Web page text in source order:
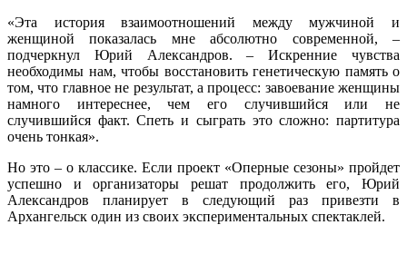
«Эта история взаимоотношений между мужчиной и
женщиной показалась мне абсолютно современной, –
подчеркнул Юрий Александров. – Искренние чувства
необходимы нам, чтобы восстановить генетическую память о
том, что главное не результат, а процесс: завоевание женщины
намного интереснее, чем его случившийся или не
случившийся факт. Спеть и сыграть это сложно: партитура
очень тонкая».
Но это – о классике. Если проект «Оперные сезоны» пройдет
успешно и организаторы решат продолжить его, Юрий
Александров планирует в следующий раз привезти в
Архангельск один из своих экспериментальных спектаклей.